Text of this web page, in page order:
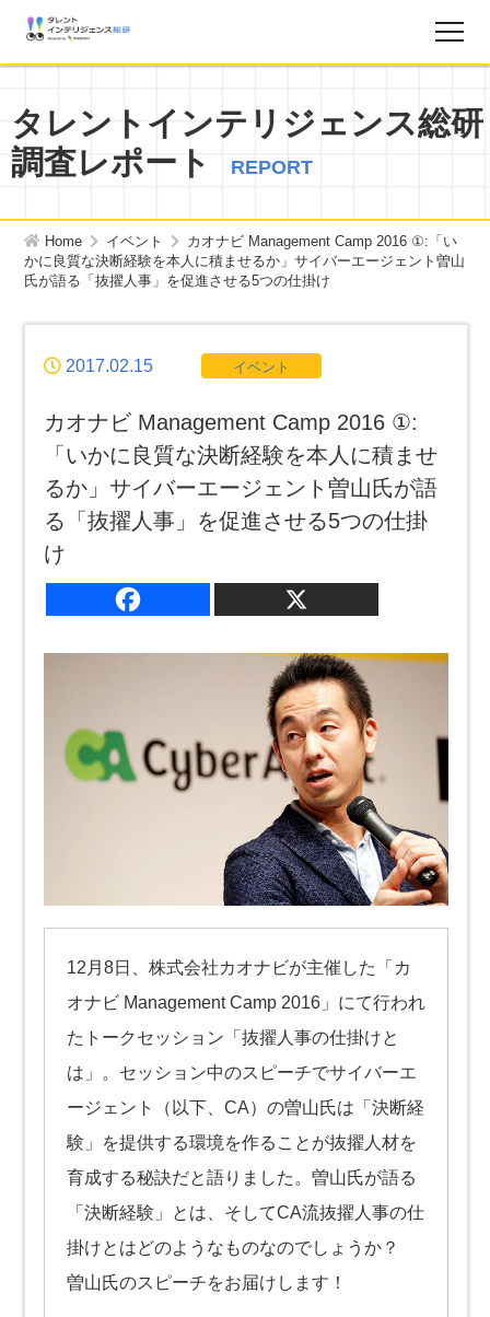
お知らせ
タレントインテリジェンス総研とは？
お問い合わせ
運営会社
個人情報保護方針
サイトマップ
タレントインテリジェンス総研
調査レポート
REPORT
Home イベント
カオナビ Management Camp 2016 ①:「い
かに良質な決断経験を本人に積ませるか」サイバーエージェント曽山
氏が語る「抜擢人事」を促進させる5つの仕掛け
2017.02.15 イベント
カオナビ Management Camp 2016 ①:
「いかに良質な決断経験を本人に積ませ
るか」サイバーエージェント曽山氏が語
る「抜擢人事」を促進させる5つの仕掛
け
12月8日、株式会社カオナビが主催した「カ
オナビ Management Camp 2016」にて行われ
たトークセッション「抜擢人事の仕掛けと
は」。セッション中のスピーチでサイバーエ
ージェント（以下、CA）の曽山氏は「決断経
験」を提供する環境を作ることが抜擢人材を
育成する秘訣だと語りました。曽山氏が語る
「決断経験」とは、そしてCA流抜擢人事の仕
掛けとはどのようなものなのでしょうか？
曽山氏のスピーチをお届けします！